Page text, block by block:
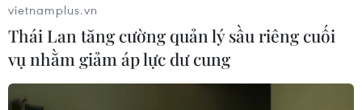
Củng cố và phát triển các hội đoàn người
vietnamplus.vn
Thái Lan tăng cường quản lý sầu riêng cuối
vụ nhằm giảm áp lực dư cung